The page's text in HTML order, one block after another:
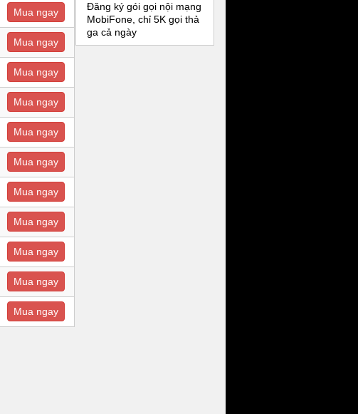
Mua ngay
Mua ngay
Mua ngay
Mua ngay
Mua ngay
Mua ngay
Mua ngay
Mua ngay
Mua ngay
Mua ngay
Mua ngay
Đăng ký gói gọi nội mạng
MobiFone, chỉ 5K gọi thả
ga cả ngày